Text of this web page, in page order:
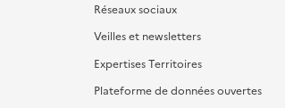
Réseaux sociaux
Veilles et newsletters
Expertises Territoires
Plateforme de données ouvertes